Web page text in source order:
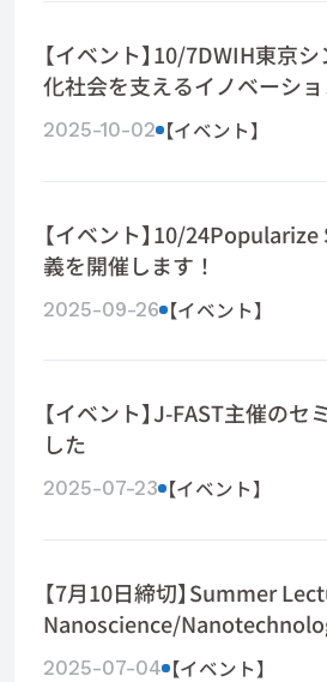
【イベント】10/7DWIH東京
化社会を支えるイノベーシ
2025-10-02 【イベント】
【イベント】10/
義を開催します！
2025-09-26 【イベント】
【イベント】J-FAST主催の
した
2025-07-23 【イベント】
【7月10日締切】Summer
Nanoscience/
について
2025-07-04 【イベント】